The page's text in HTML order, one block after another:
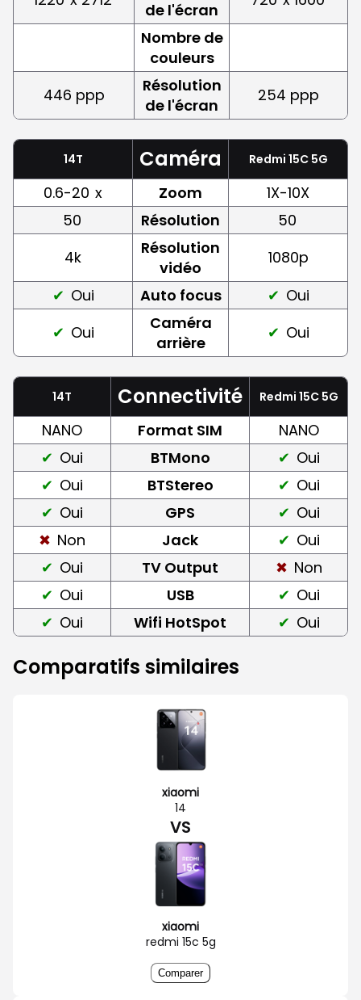
de l'écran
Nombre de
couleurs
446 ppp
Résolution
de l'écran
254 ppp
14T Caméra Redmi 15C 5G
0.6-20 x Zoom
1X-10X
50
Résolution
50
4k
Résolution
vidéo
1080p
Oui
Auto focus
Oui
Oui
Caméra
arrière
Oui
14T Connectivité Redmi 15C 5G
NANO Format SIM
NANO
Oui
BTMono
Oui
Oui
BTStereo
Oui
Oui
GPS
Oui
Non
Jack
Oui
Oui
TV Output
Non
Oui
USB
Oui
Oui
Wifi HotSpot Oui
Comparatifs similaires
xiaomi
14
VS
xiaomi
redmi 15c 5g
Comparer